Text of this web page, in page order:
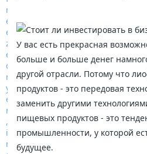
У вас есть прекрасная
больше и больше денег
другой отрасли. Потому что
продуктов - это передовая
заменить другими
пищевых продуктов - это
промышленности, у которой
будущее.